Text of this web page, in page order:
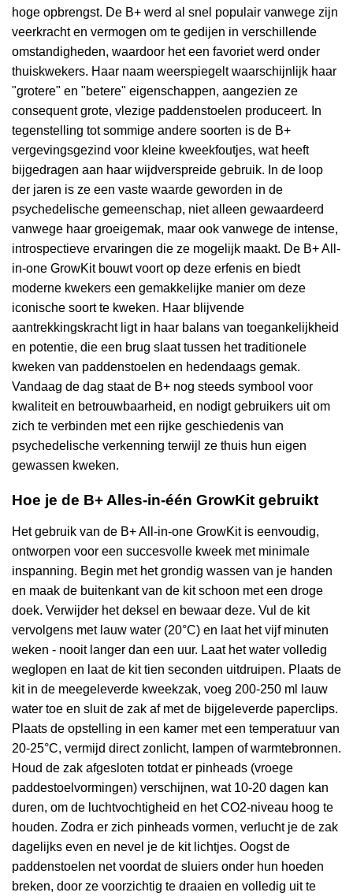
hoge opbrengst. De B+ werd al snel populair vanwege zijn
veerkracht en vermogen om te gedijen in verschillende
omstandigheden, waardoor het een favoriet werd onder
thuiskwekers. Haar naam weerspiegelt waarschijnlijk haar
"grotere" en "betere" eigenschappen, aangezien ze
consequent grote, vlezige paddenstoelen produceert. In
tegenstelling tot sommige andere soorten is de B+
vergevingsgezind voor kleine kweekfoutjes, wat heeft
bijgedragen aan haar wijdverspreide gebruik. In de loop
der jaren is ze een vaste waarde geworden in de
psychedelische gemeenschap, niet alleen gewaardeerd
vanwege haar groeigemak, maar ook vanwege de intense,
introspectieve ervaringen die ze mogelijk maakt. De B+ All-
in-one GrowKit bouwt voort op deze erfenis en biedt
moderne kwekers een gemakkelijke manier om deze
iconische soort te kweken. Haar blijvende
aantrekkingskracht ligt in haar balans van toegankelijkheid
en potentie, die een brug slaat tussen het traditionele
kweken van paddenstoelen en hedendaags gemak.
Vandaag de dag staat de B+ nog steeds symbool voor
kwaliteit en betrouwbaarheid, en nodigt gebruikers uit om
zich te verbinden met een rijke geschiedenis van
psychedelische verkenning terwijl ze thuis hun eigen
gewassen kweken.
Hoe je de B+ Alles-in-één GrowKit gebruikt
Het gebruik van de B+ All-in-one GrowKit is eenvoudig,
ontworpen voor een succesvolle kweek met minimale
inspanning. Begin met het grondig wassen van je handen
en maak de buitenkant van de kit schoon met een droge
doek. Verwijder het deksel en bewaar deze. Vul de kit
vervolgens met lauw water (20°C) en laat het vijf minuten
weken - nooit langer dan een uur. Laat het water volledig
weglopen en laat de kit tien seconden uitdruipen. Plaats de
kit in de meegeleverde kweekzak, voeg 200-250 ml lauw
water toe en sluit de zak af met de bijgeleverde paperclips.
Plaats de opstelling in een kamer met een temperatuur van
20-25°C, vermijd direct zonlicht, lampen of warmtebronnen.
Houd de zak afgesloten totdat er pinheads (vroege
paddestoelvormingen) verschijnen, wat 10-20 dagen kan
duren, om de luchtvochtigheid en het CO2-niveau hoog te
houden. Zodra er zich pinheads vormen, verlucht je de zak
dagelijks even en nevel je de kit lichtjes. Oogst de
paddenstoelen net voordat de sluiers onder hun hoeden
breken, door ze voorzichtig te draaien en volledig uit te